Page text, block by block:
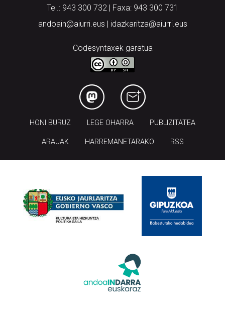
Tel.: 943 300 732 | Faxa: 943 300 731
andoain@aiurri.eus | idazkaritza@aiurri.eus
Codesyntaxek garatua
HONI BURUZ LEGE OHARRA PUBLIZITATEA
ARAUAK HARREMANETARAKO RSS